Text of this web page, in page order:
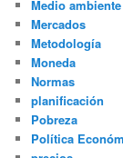
Medio ambiente
Mercados
Metodología
Moneda
Normas
planificación
Pobreza
Política